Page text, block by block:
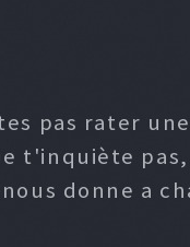
pas rater
t'inquiète
donne a